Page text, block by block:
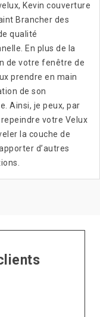
Kevin couverture
Brancher des
qualité
En plus de la
de votre fenêtre de
prendre en main
de son
Ainsi, je peux, par
votre Velux
la couche de
d’autres